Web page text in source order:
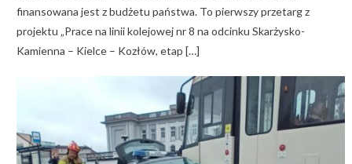
finansowana jest z budżetu państwa. To pierwszy przetarg z
projektu „Prace na linii kolejowej nr 8 na odcinku Skarżysko-
Kamienna – Kielce – Kozłów, etap […]